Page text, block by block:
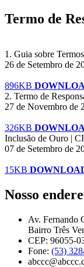
Termo de
1. Guia sobre
26 de Setembro de
896KB
2. Termo de
27 de Novembro de
326KB
Inclusão de Ouro |
07 de Setembro de
15KB
Nosso
Av. Fernando
Bairro Três
CEP: 96055-
Fone: (53)